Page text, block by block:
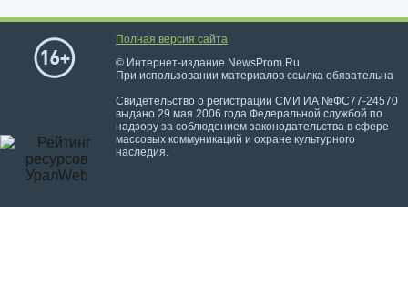
Полная версия сайта
© Интернет-издание NewsProm.Ru
При использовании материалов ссылка обязательна
Свидетельство о регистрации СМИ ИА №ФС77-24570
выдано 29 мая 2006 года Федеральной службой по
надзору за соблюдением законодательства в сфере
массовых коммуникаций и охране культурного
наследия.